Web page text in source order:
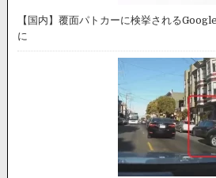
【国内】覆面パトカーに検挙される
に